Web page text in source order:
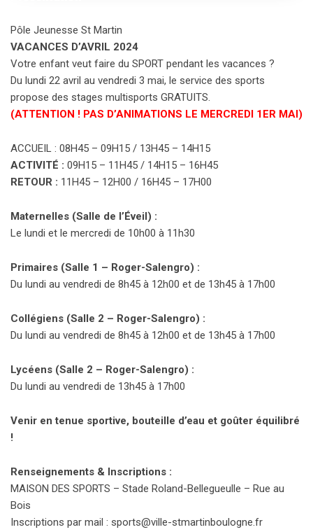
Pôle Jeunesse St Martin
VACANCES D’AVRIL 2024
Votre enfant veut faire du SPORT pendant les vacances ?
Du lundi 22 avril au vendredi 3 mai, le service des sports
propose des stages multisports GRATUITS.
(ATTENTION ! PAS D’ANIMATIONS LE MERCREDI 1ER MAI)
ACCUEIL : 08H45 – 09H15 / 13H45 – 14H15
ACTIVITÉ : 09H15 – 11H45 / 14H15 – 16H45
RETOUR : 11H45 – 12H00 / 16H45 – 17H00
Maternelles (Salle de l’Éveil) :
Le lundi et le mercredi de 10h00 à 11h30
Primaires (Salle 1 – Roger-Salengro) :
Du lundi au vendredi de 8h45 à 12h00 et de 13h45 à 17h00
Collégiens (Salle 2 – Roger-Salengro) :
Du lundi au vendredi de 8h45 à 12h00 et de 13h45 à 17h00
Lycéens (Salle 2 – Roger-Salengro) :
Du lundi au vendredi de 13h45 à 17h00
Venir en tenue sportive, bouteille d’eau et goûter équilibré
!
Renseignements & Inscriptions :
MAISON DES SPORTS – Stade Roland-Bellegueulle – Rue au
Bois
Inscriptions par mail : sports@ville-stmartinboulogne.fr